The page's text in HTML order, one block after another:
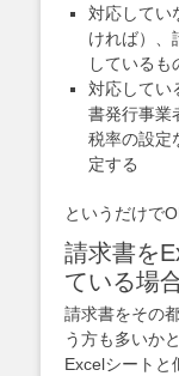
対応してい
ければ）、
しているも
対応してい
書発行事業
税率の設定
定する
というだけで
請求書を
ている場
請求書をその
う方も多いか
Excelシートと